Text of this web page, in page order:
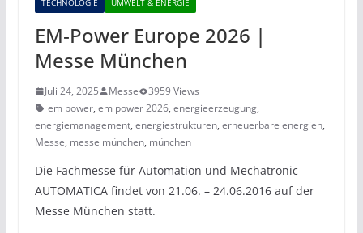
TECHNOLOGIE UMWELT & ENERGIE
EM‑Power Europe 2026 |
Messe München
Juli 24, 2025 Messe
3959 Views
em power, em power 2026, energieerzeugung,
energiemanagement, energiestrukturen, erneuerbare energien,
Messe, messe münchen, münchen
Die Fachmesse für Automation und Mechatronic
AUTOMATICA findet von 21.06. – 24.06.2016 auf der
Messe München statt.